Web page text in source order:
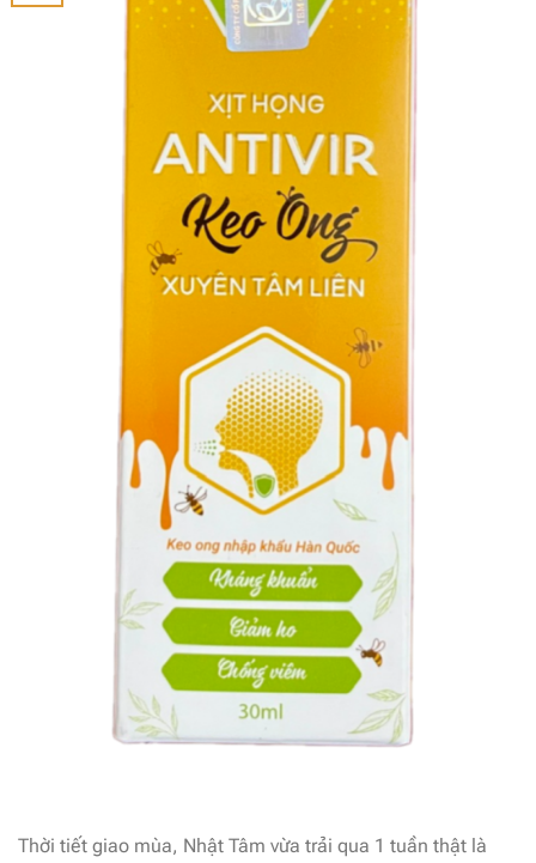
Thời tiết giao mùa, Nhật Tâm vừa trải qua 1 tuần thật là